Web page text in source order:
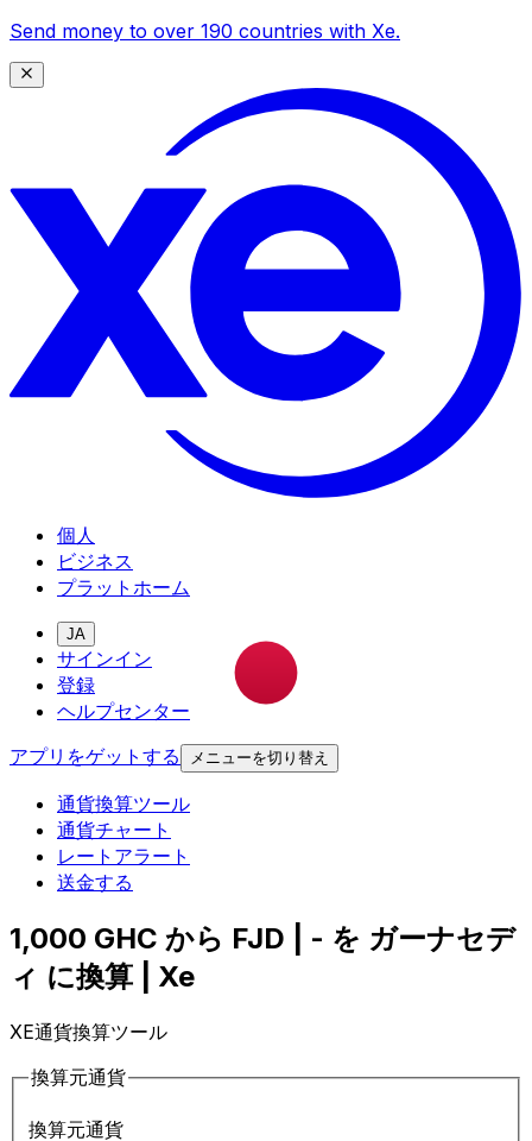
Send money to over 190 countries with Xe.
個人
ビジネス
プラットホーム
JA
サインイン
登録
ヘルプセンター
アプリをゲットする
メニューを切り替え
通貨換算ツール
通貨チャート
レートアラート
送金する
1,000 GHC から FJD | - を ガーナセデ
ィ に換算 | Xe
XE通貨換算ツール
換算元通貨
換算元通貨